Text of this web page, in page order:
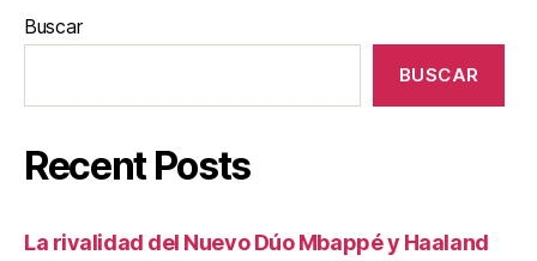
Buscar
BUSCAR
Recent Posts
La rivalidad del Nuevo Dúo Mbappé y Haaland